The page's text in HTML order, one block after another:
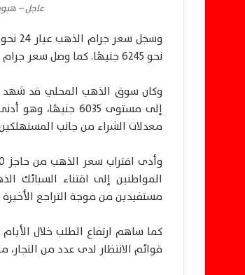
عاجل – هبوط
نحو 6245 جنيهًا. كما وصل سعر جرام الذهب عيار 18 إلى 5353 جنيهًا، بينما سجل الجنيه الذهب 49960 جنيهًا.
معدلات الشراء من جانب
المواطنين إلى اقتناء السبائك
مستفيدين من موجة التراجع
كما ساهم ارتفاع الطلب خلال
قوائم الانتظار لدى عدد من